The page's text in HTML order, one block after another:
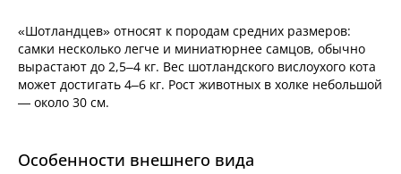
«Шотландцев» относят к породам средних размеров:
самки несколько легче и миниатюрнее самцов, обычно
вырастают до 2,5–4 кг. Вес шотландского вислоухого кота
может достигать 4–6 кг. Рост животных в холке небольшой
— около 30 см.
Особенности внешнего вида